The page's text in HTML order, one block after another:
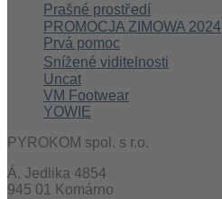
Prašné prostředí
PROMOCJA ZIMOWA 2024
Prvá pomoc
Snížené viditelnosti
Uncat
VM Footwear
YOWIE
PYROKOM spol. s r.o.
Á. Jedlika 4854
945 01 Komárno